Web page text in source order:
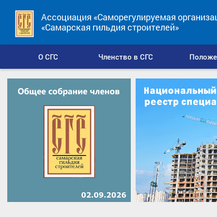
Ассоциация «Саморегулируемая
«Самарская гильдия строителей»
О СГС Членство в СГС